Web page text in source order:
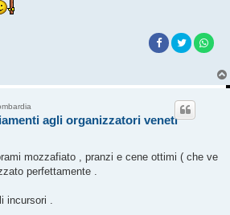
agli organizzatori veneti
mozzafiato , pranzi e cene ottimi ( che ve
perfettamente .
incursori .